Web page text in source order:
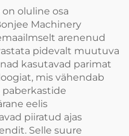
oluline osa
Machinery
arenenud
pidevalt muutuva
kasutavad parimat
mis vähendab
paberkastide
eelis
piiratud ajas
Selle suure